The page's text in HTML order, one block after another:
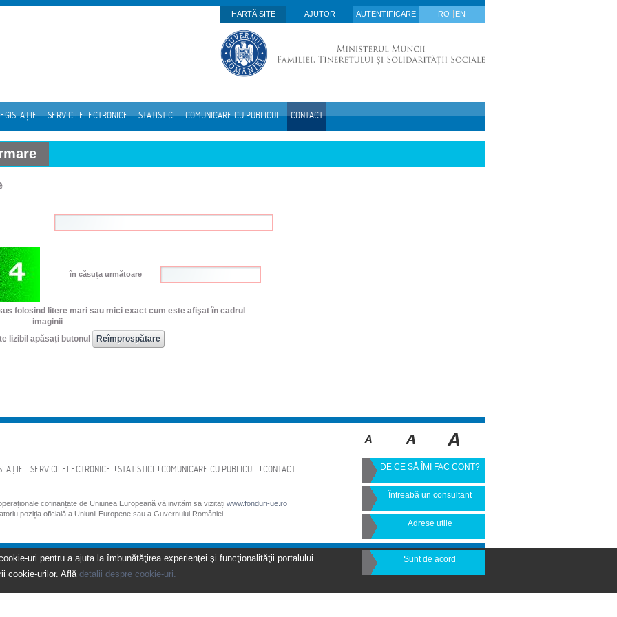
HARTĂ SITE
AJUTOR AUTENTIFICARE RO EN
SERVICII ELECTRONICE STATISTICI COMUNICARE CU PUBLICUL CONTACT
în căsuța următoare
folosind litere mari sau mici exact cum este afişat în cadrul
imaginii
lizibil apăsați butonul
SERVICII ELECTRONICE STATISTICI COMUNICARE CU PUBLICUL CONTACT
cofinanțate de Uniunea Europeană vă invităm sa vizitați www.fonduri-ue.ro
poziția oficială a Uniunii Europene sau a Guvernului României
DE CE SĂ ÎMI FAC CONT?
Întreabă un consultant
Adrese utile
uri pentru a ajuta la îmbunătăţirea experienţei şi funcţionalităţii portalului.
cookie-urilor. Află detalii despre cookie-uri.
Sunt de acord